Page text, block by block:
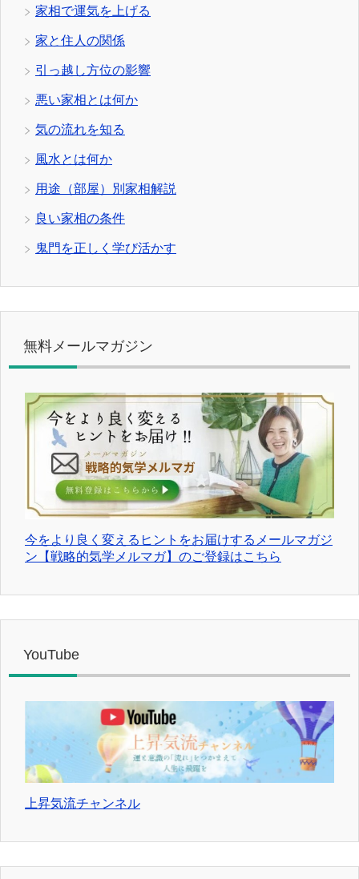
家相で運気を上げる
家と住人の関係
引っ越し方位の影響
悪い家相とは何か
気の流れを知る
風水とは何か
用途（部屋）別家相解説
良い家相の条件
鬼門を正しく学び活かす
無料メールマガジン
今をより良く変えるヒントをお届けするメールマガジ
ン【戦略的気学メルマガ】のご登録はこちら
YouTube
上昇気流チャンネル